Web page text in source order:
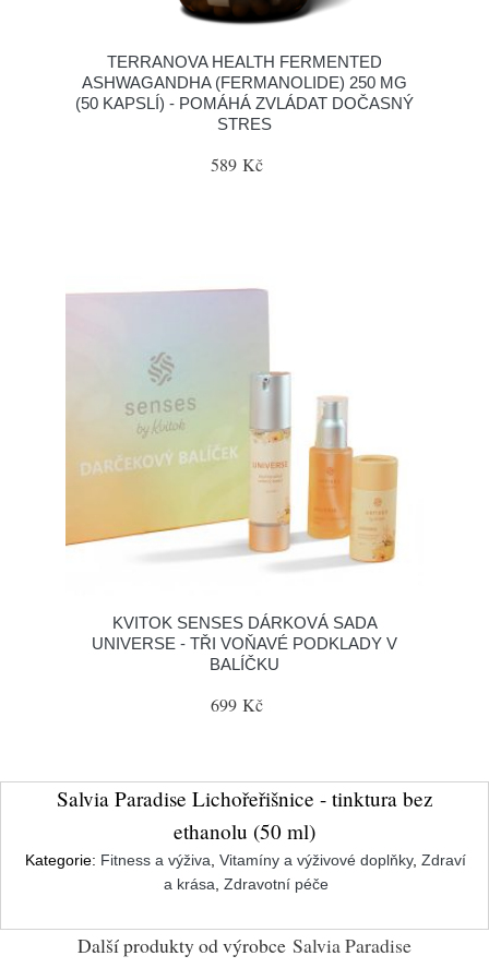
TERRANOVA HEALTH FERMENTED
ASHWAGANDHA (FERMANOLIDE) 250 MG
(50 KAPSLÍ) - POMÁHÁ ZVLÁDAT DOČASNÝ
STRES
589 Kč
KVITOK SENSES DÁRKOVÁ SADA
UNIVERSE - TŘI VOŇAVÉ PODKLADY V
BALÍČKU
699 Kč
Salvia Paradise Lichořeřišnice - tinktura bez
ethanolu (50 ml)
Kategorie: Fitness a výživa Vitamíny a výživové doplňky, Zdraví
a krása Zdravotní péče
Další produkty od výrobce Salvia Paradise